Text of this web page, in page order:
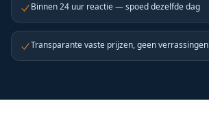
Binnen 24 uur reactie — spoed dezelfde dag
Transparante vaste prijzen, geen verrassingen